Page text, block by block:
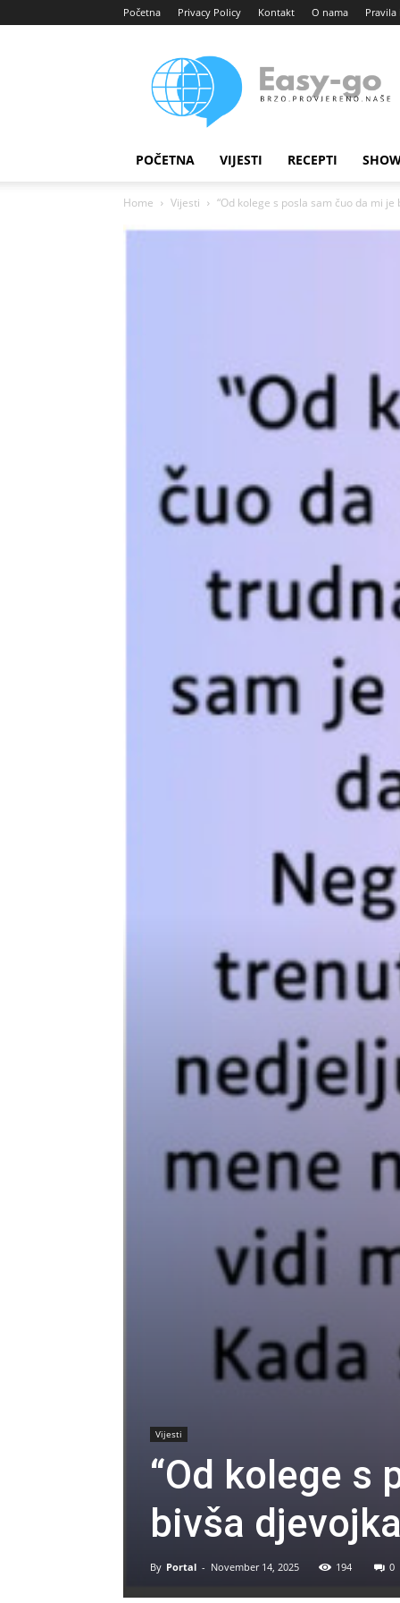
Početna Privacy Policy Kontakt O nama
portal
POČETNA VIJESTI RECEPTI
Home Vijesti “Od kolege s posla sam čuo da mi
Vijesti
“Od kolege s
bivša
By Portal - November 14, 2025 194 0